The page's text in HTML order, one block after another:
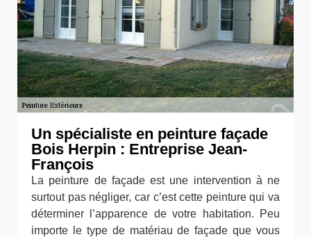
Un spécialiste en peinture façade
Bois Herpin : Entreprise Jean-
François
La peinture de façade est une intervention à ne
surtout pas négliger, car c’est cette peinture qui va
déterminer l’apparence de votre habitation. Peu
importe le type de matériau de façade que vous